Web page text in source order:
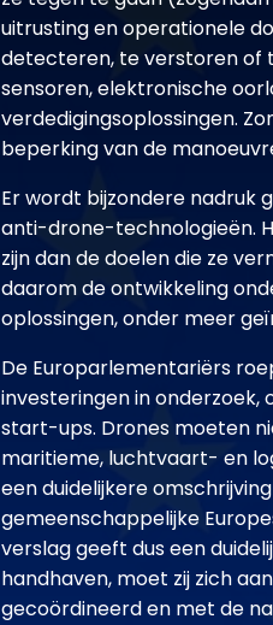
uitrusting en operationele
detecteren, te verstoren of
sensoren, elektronische
verdedigingsoplossingen.
beperking van de
Er wordt bijzondere nadruk
anti-drone-technologieën.
zijn dan de doelen die ze
daarom de ontwikkeling
oplossingen, onder meer
De Europarlementariërs
investeringen in onderzoek,
start-ups. Drones moeten
maritieme, luchtvaart- en
een duidelijkere
gemeenschappelijke
verslag geeft dus een
handhaven, moet zij zich
gecoördineerd en met de